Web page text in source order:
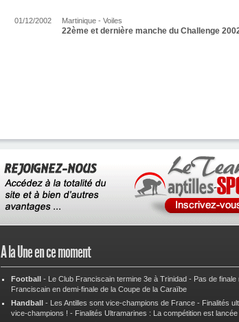
01/12/2002 Martinique - Voiles
22ème et dernière manche du Challenge
A la Une en ce moment
Football - Le Club Franciscain termine 3e à Trinidad - Pas de
Franciscain en demi-finale de la Coupe de la Caraïbe
Handball - Les Antilles sont vice-champions de France - Finalités
vice-champions ! - Finalités Ultramarines : La compétition est lancée